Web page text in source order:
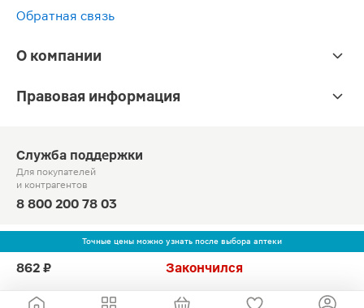
Точные цены можно узнать после выбора аптеки
862 ₽ Закончился
Обратная связь
О компании
Правовая информация
Служба поддержки
Для покупателей
и контрагентов
8 800 200 78 03
Круглосуточно, звонок по России бесплатный
2010-2026 АО «Тандер»